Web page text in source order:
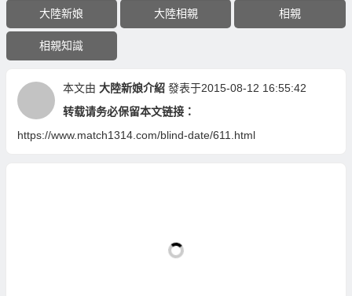
大陸新娘 大陸相親 相親
相親知識
本文由 大陸新娘介紹 發表于2015-08-12 16:55:42
转载请务必保留本文链接：
https://www.match1314.com/blind-date/611.html